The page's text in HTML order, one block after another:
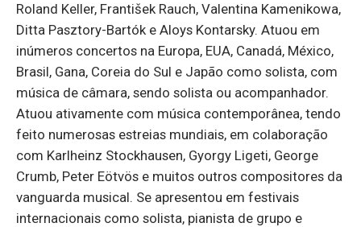
Roland Keller, František Rauch, Valentina Kamenikowa,
Ditta Pasztory-Bartók e Aloys Kontarsky. Atuou em
inúmeros concertos na Europa, EUA, Canadá, México,
Brasil, Gana, Coreia do Sul e Japão como solista, com
música de câmara, sendo solista ou acompanhador.
Atuou ativamente com música contemporânea, tendo
feito numerosas estreias mundiais, em colaboração
com Karlheinz Stockhausen, Gyorgy Ligeti, George
Crumb, Peter Eötvös e muitos outros compositores da
vanguarda musical. Se apresentou em festivais
internacionais como solista, pianista de grupo e